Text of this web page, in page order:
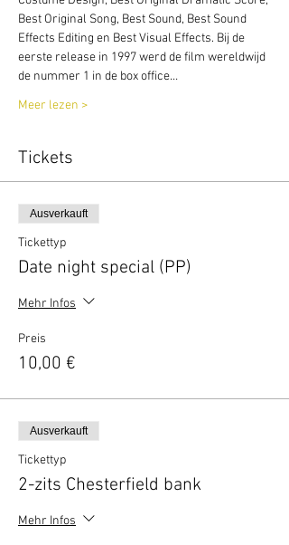
Best Original Song, Best Sound, Best Sound
Effects Editing en Best Visual Effects. Bij de
eerste release in 1997 werd de film wereldwijd
de nummer 1 in de box office…
Meer lezen >
Tickets
Ausverkauft
Tickettyp
Date night special (PP)
Mehr Infos
Preis
10,00 €
Ausverkauft
Tickettyp
2-zits Chesterfield bank
Mehr Infos